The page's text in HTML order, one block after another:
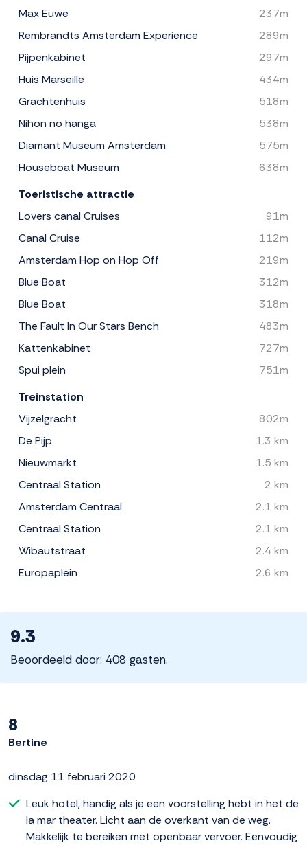
Max Euwe
237m
Rembrandts Amsterdam Experience
289m
Pijpenkabinet
297m
Huis Marseille
434m
Grachtenhuis
518m
Nihon no hanga
538m
Diamant Museum Amsterdam
575m
Houseboat Museum
638m
Toeristische attractie
Lovers canal Cruises
91m
Canal Cruise
112m
Amsterdam Hop on Hop Off
219m
Blue Boat
312m
Blue Boat
318m
The Fault In Our Stars Bench
483m
Kattenkabinet
727m
Spui plein
751m
Treinstation
Vijzelgracht
802m
De Pijp
1.3 km
Nieuwmarkt
1.5 km
Centraal Station
2 km
Amsterdam Centraal
2.1 km
Centraal Station
2.1 km
Wibautstraat
2.4 km
Europaplein
2.6 km
9.3
Beoordeeld door: 408 gasten.
8
Bertine
dinsdag 11 februari 2020
Leuk hotel, handig als je een voorstelling hebt in het de
la mar theater. Licht aan de overkant van de weg.
Makkelijk te bereiken met openbaar vervoer. Eenvoudig